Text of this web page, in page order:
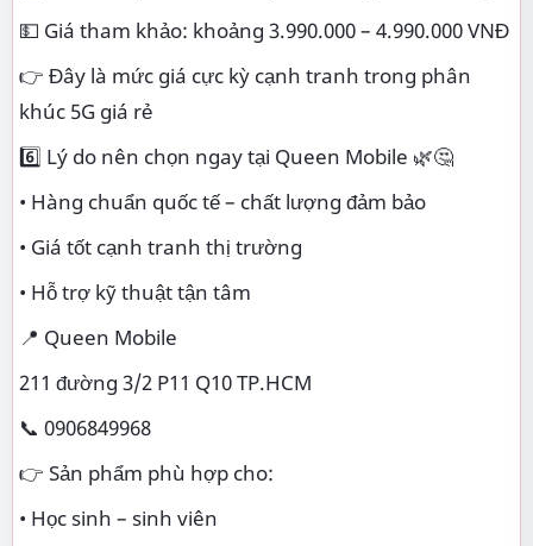
💵 Giá tham khảo: khoảng 3.990.000 – 4.990.000 VNĐ
👉 Đây là mức giá cực kỳ cạnh tranh trong phân
khúc 5G giá rẻ
6️⃣ Lý do nên chọn ngay tại Queen Mobile 🌿🤔
• Hàng chuẩn quốc tế – chất lượng đảm bảo
• Giá tốt cạnh tranh thị trường
• Hỗ trợ kỹ thuật tận tâm
📍 Queen Mobile
211 đường 3/2 P11 Q10 TP.HCM
📞 0906849968
👉 Sản phẩm phù hợp cho:
• Học sinh – sinh viên